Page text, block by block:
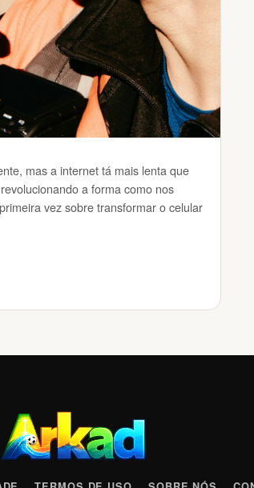
mas a internet tá mais lenta que
a forma como nos
vez sobre transformar o celular